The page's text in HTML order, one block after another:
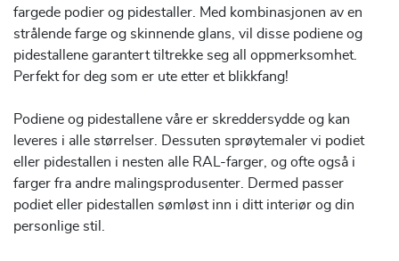
fargede podier og pidestaller. Med kombinasjonen av en
strålende farge og skinnende glans, vil disse podiene og
pidestallene garantert tiltrekke seg all oppmerksomhet.
Perfekt for deg som er ute etter et blikkfang!
Podiene og pidestallene våre er skreddersydde og kan
leveres i alle størrelser. Dessuten sprøytemaler vi podiet
eller pidestallen i nesten alle RAL-farger, og ofte også i
farger fra andre malingsprodusenter. Dermed passer
podiet eller pidestallen sømløst inn i ditt interiør og din
personlige stil.